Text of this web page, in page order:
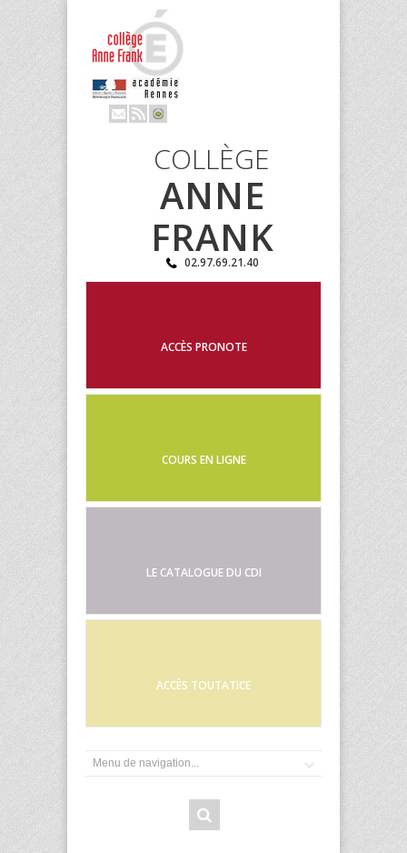
COLLÈGE
ANNE
FRANK
02.97.69.21.40
ACCÈS PRONOTE
COURS EN LIGNE
LE CATALOGUE DU CDI
ACCÈS TOUTATICE